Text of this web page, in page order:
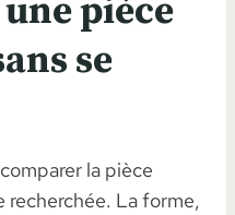
pièce
se
la pièce
recherchée. La forme,